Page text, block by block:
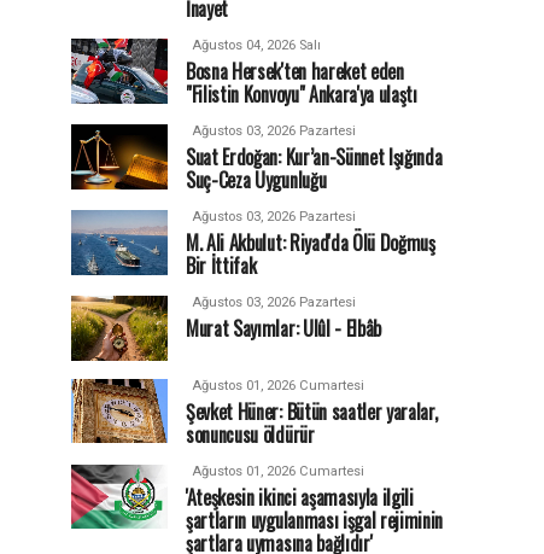
İnayet
Ağustos 04, 2026 Salı
Bosna Hersek'ten hareket eden
"Filistin Konvoyu" Ankara'ya ulaştı
Ağustos 03, 2026 Pazartesi
Suat Erdoğan: Kur’an-Sünnet Işığında
Suç-Ceza Uygunluğu
Ağustos 03, 2026 Pazartesi
M. Ali Akbulut: Riyad'da Ölü Doğmuş
Bir İttifak
Ağustos 03, 2026 Pazartesi
Murat Sayımlar: Ulûl - Elbâb
Ağustos 01, 2026 Cumartesi
Şevket Hüner: Bütün saatler yaralar,
sonuncusu öldürür
Ağustos 01, 2026 Cumartesi
'Ateşkesin ikinci aşamasıyla ilgili
şartların uygulanması işgal rejiminin
şartlara uymasına bağlıdır'